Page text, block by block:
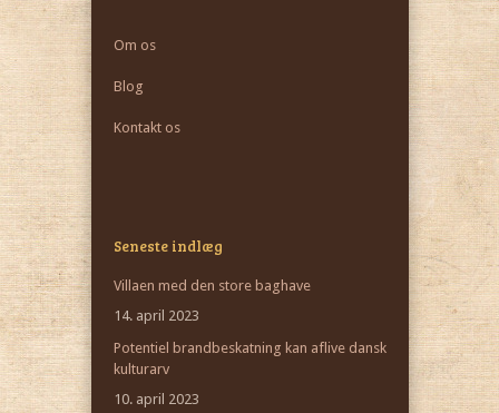
Om os
Blog
Kontakt os
Seneste indlæg
Villaen med den store baghave
14. april 2023
Potentiel brandbeskatning kan aflive dansk
kulturarv
10. april 2023